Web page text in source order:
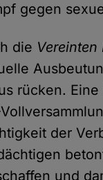
gegen
die Vereinten
rücken.
der
und